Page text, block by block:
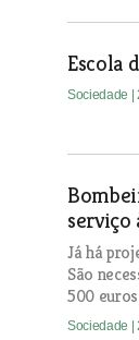
Escola
Sociedade
serviço
Já há
São
500
Sociedade